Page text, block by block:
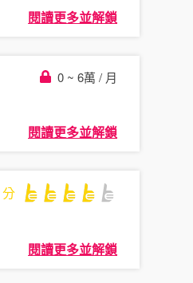
閱讀更多並解鎖
0 ~ 6萬 / 月
閱讀更多並解鎖
分
閱讀更多並解鎖